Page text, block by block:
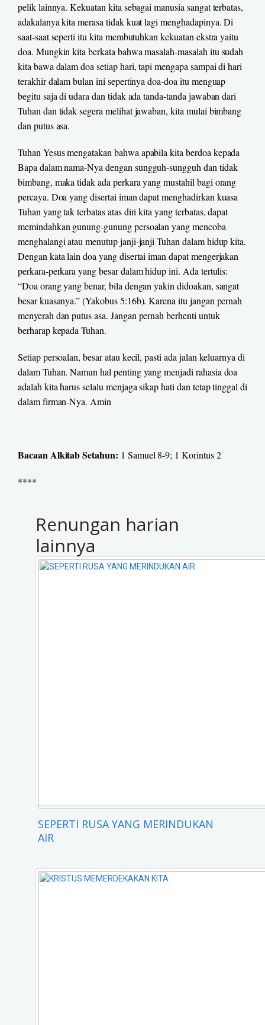
pelik lainnya. Kekuatan kita sebagai manusia sangat terbatas,
adakalanya kita merasa tidak kuat lagi menghadapinya. Di
saat-saat seperti itu kita membutuhkan kekuatan ekstra yaitu
doa. Mungkin kita berkata bahwa masalah-masalah itu sudah
kita bawa dalam doa setiap hari, tapi mengapa sampai di hari
terakhir dalam bulan ini sepertinya doa-doa itu menguap
begitu saja di udara dan tidak ada tanda-tanda jawaban dari
Tuhan dan tidak segera melihat jawaban, kita mulai bimbang
dan putus asa.
Tuhan Yesus mengatakan bahwa apabila kita berdoa kepada
Bapa dalam nama-Nya dengan sungguh-sungguh dan tidak
bimbang, maka tidak ada perkara yang mustahil bagi orang
percaya. Doa yang disertai iman dapat menghadirkan kuasa
Tuhan yang tak terbatas atas diri kita yang terbatas, dapat
memindahkan gunung-gunung persoalan yang mencoba
menghalangi atau menutup janji-janji Tuhan dalam hidup kita.
Dengan kata lain doa yang disertai iman dapat mengerjakan
perkara-perkara yang besar dalam hidup ini. Ada tertulis:
“Doa orang yang benar, bila dengan yakin didoakan, sangat
besar kuasanya.” (Yakobus 5:16b). Karena itu jangan pernah
menyerah dan putus asa. Jangan pernah berhenti untuk
berharap kepada Tuhan.
Setiap persoalan, besar atau kecil, pasti ada jalan keluarnya di
dalam Tuhan. Namun hal penting yang menjadi rahasia doa
adalah kita harus selalu menjaga sikap hati dan tetap tinggal di
dalam firman-Nya. Amin
Bacaan Alkitab Setahun: 1 Samuel 8-9; 1 Korintus 2
****
Renungan harian
lainnya
SEPERTI RUSA YANG MERINDUKAN
AIR